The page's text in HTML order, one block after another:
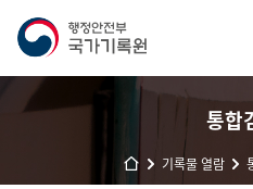
통합
기록물 열람